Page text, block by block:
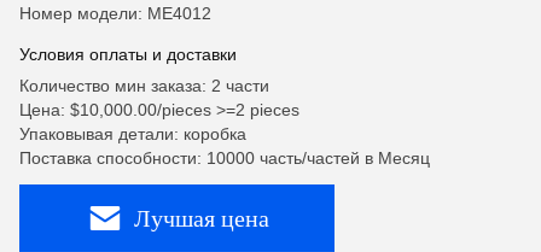
Номер модели: ME4012
Условия оплаты и доставки
Количество мин заказа: 2 части
Цена: $10,000.00/pieces >=2 pieces
Упаковывая детали: коробка
Поставка способности: 10000 часть/частей в Месяц
Лучшая цена